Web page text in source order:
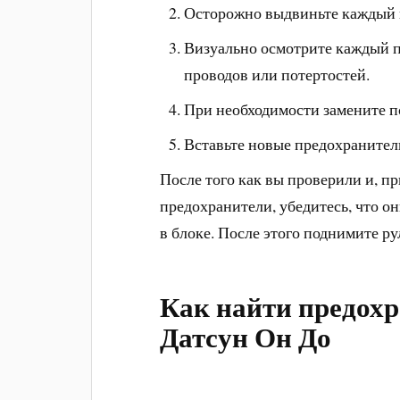
Осторожно выдвиньте каждый
Визуально осмотрите каждый
проводов или потертостей.
При необходимости замените
Вставьте новые
После того как вы проверили и,
предохранители, убедитесь, что
в блоке. После этого поднимите
Как найти
Датсун Он До